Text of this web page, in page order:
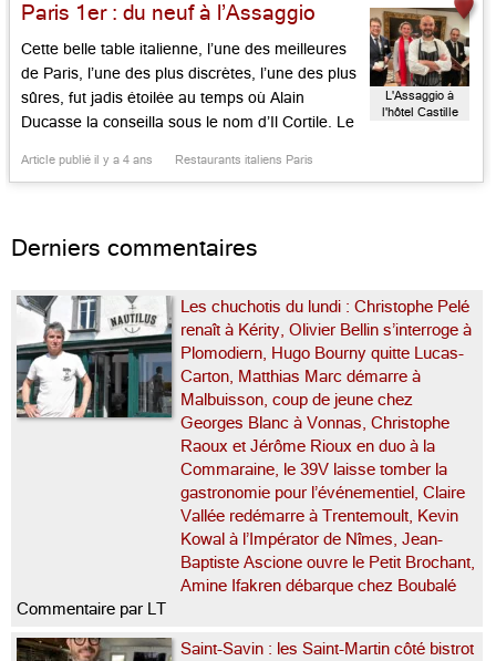
[…]...
Paris 1er : du neuf à l’Assaggio
Cette belle table italienne, l’une des meilleures
de Paris, l’une des plus discrètes, l’une des plus
sûres, fut jadis étoilée au temps où Alain
Ducasse la conseilla sous le nom d’Il Cortile. Le
parquet en bois, ses meubles colorés et soyeux,
Article publié il y a 4 ans Restaurants italiens Paris
L'Assaggio à
l'hôtel Castille
Derniers commentaires
Les chuchotis du lundi : Christophe Pelé
renaît à Kérity, Olivier Bellin s’interroge à
Plomodiern, Hugo Bourny quitte Lucas-
Carton, Matthias Marc démarre à
Malbuisson, coup de jeune chez
Georges Blanc à Vonnas, Christophe
Raoux et Jérôme Rioux en duo à la
Commaraine, le 39V laisse tomber la
gastronomie pour l’événementiel, Claire
Vallée redémarre à Trentemoult, Kevin
Kowal à l’Impérator de Nîmes, Jean-
Baptiste Ascione ouvre le Petit Brochant,
Amine Ifakren débarque chez Boubalé
Commentaire par LT
Saint-Savin : les Saint-Martin côté bistrot